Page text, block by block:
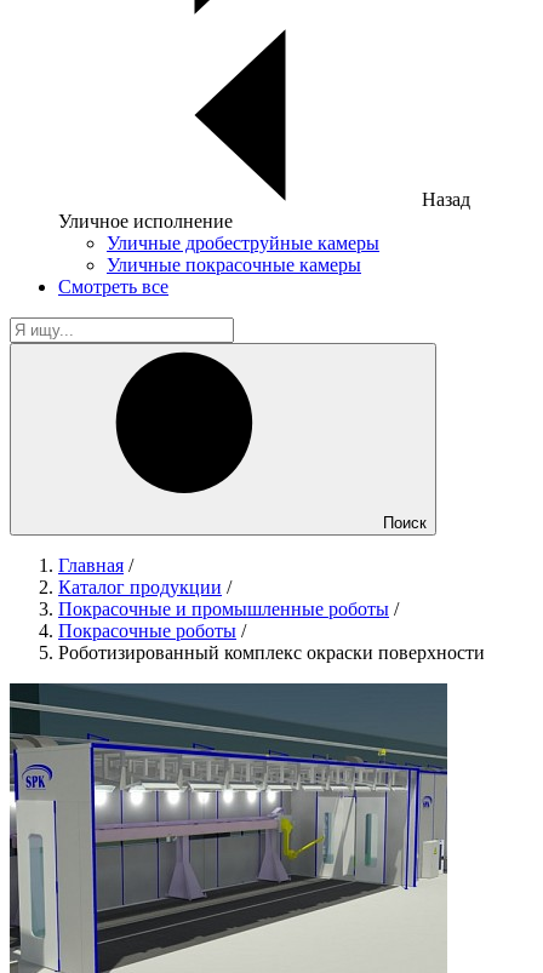
Назад
Уличное исполнение
Уличные дробеструйные камеры
Уличные покрасочные камеры
Смотреть все
Поиск
Главная /
Каталог продукции /
Покрасочные и промышленные роботы /
Покрасочные роботы /
Роботизированный комплекс окраски поверхности